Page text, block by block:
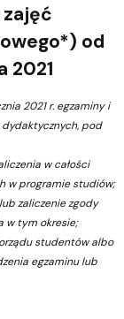
od
2021
2021 r. egzaminy i
pod
w całości
w programie studiów;
zaliczenie zgody
w tym okresie;
studentów albo
egzaminu lub